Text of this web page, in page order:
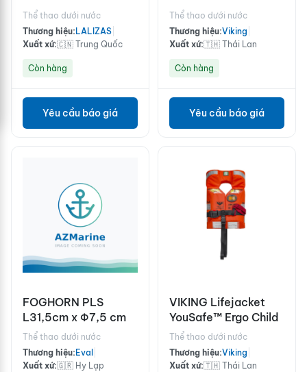
SOLAS
Thể thao dưới nước
Thương hiệu: LALIZAS
Xuất xứ:🇨🇳 Trung Quốc
Còn hàng
Yêu cầu báo giá
Thể thao dưới nước
Thương hiệu:Viking
Xuất xứ:🇹🇭 Thái Lan
Còn hàng
Yêu cầu báo giá
FOGHORN PLS
L31,5cm x Φ7,5 cm
Thể thao dưới nước
Thương hiệu: Eval
Xuất xứ:🇬🇷 Hy Lạp
VIKING Lifejacket
YouSafe™ Ergo Child
Thể thao dưới nước
Thương hiệu:Viking
Xuất xứ:🇹🇭 Thái Lan